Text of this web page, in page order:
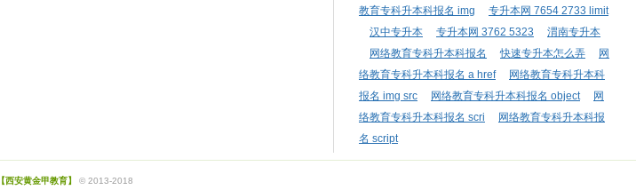
教育专科升本科报名 img
专升本网 7654 2733 limit
汉中专升本
专升本网 3762 5323
渭南专升本
网络教育专科升本科报名
快速专升本怎么弄
网
络教育专科升本科报名 a href
网络教育专科升本科
报名 img src
网络教育专科升本科报名 object
网
络教育专科升本科报名 scri
网络教育专科升本科报
名 script
【西安黄金甲教育】 © 2013-2018